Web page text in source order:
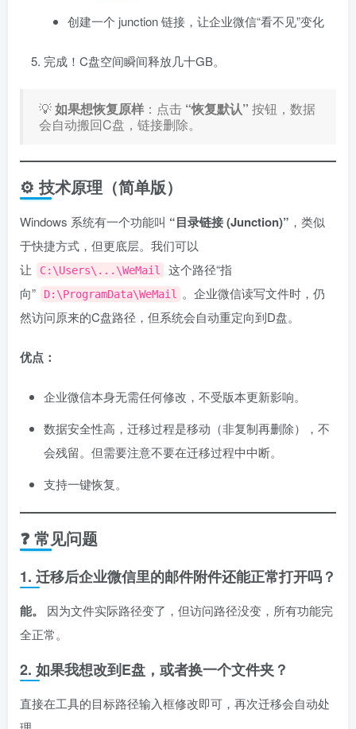
创建一个 junction 链接，让企业微信“看不见”变化
完成！C盘空间瞬间释放几十GB。
💡如果想恢复原样 ：点击 “恢复默认” 按钮，数据
会自动搬回C盘，链接删除。
⚙️ 技术原理（简单版）
Windows 系统有一个功能叫 “目录链接 (Junction)” ，类似
于快捷方式，但更底层。我们可以
让
C:\Users\...\WeMail
这个路径“指
向”
D:\ProgramData\WeMail
。企业微信读写文件时，仍
然访问原来的C盘路径，但系统会自动重定向到D盘。
优点：
企业微信本身无需任何修改，不受版本更新影响。
数据安全性高，迁移过程是移动（非复制再删除），不
会残留。但需要注意不要在迁移过程中中断。
支持一键恢复。
❓ 常见问题
1. 迁移后企业微信里的邮件附件还能正常打开吗？
能。
因为文件实际路径变了，但访问路径没变，所有功能完
全正常。
2. 如果我想改到E盘，或者换一个文件夹？
直接在工具的目标路径输入框修改即可，再次迁移会自动处